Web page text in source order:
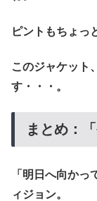
ピントもちょっ
このジャケット
す・・・。
まとめ：
「明日へ向か
ィジョン。